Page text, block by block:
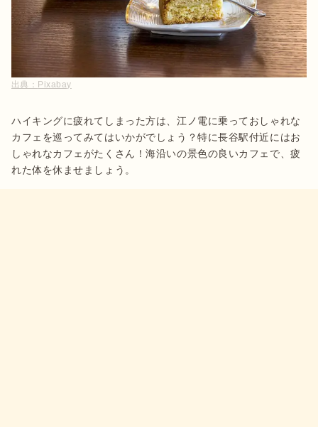
出典： Pixabay
ハイキングに疲れてしまった方は、江ノ電に乗っておしゃれな
カフェを巡ってみてはいかがでしょう？特に長谷駅付近にはお
しゃれなカフェがたくさん！海沿いの景色の良いカフェで、疲
れた体を休ませましょう。